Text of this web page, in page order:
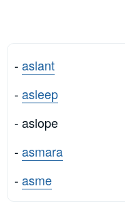
-aslant
-asleep
- aslope
-asmara
-asme